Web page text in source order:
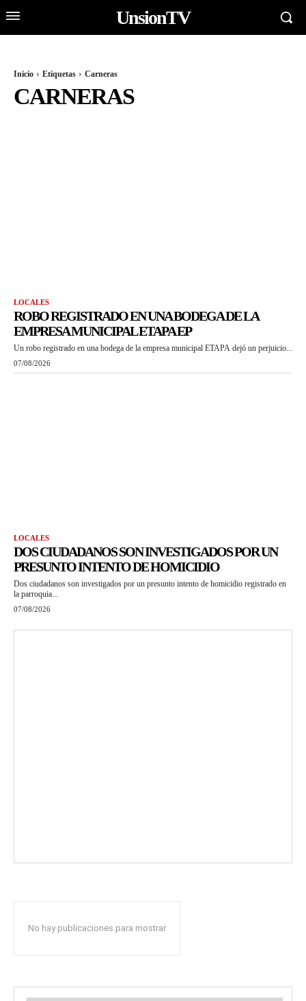
UnsionTV
Inicio Etiquetas Carneras
CARNERAS
LOCALES
ROBO REGISTRADO EN UNA BODEGA DE LA
EMPRESA MUNICIPAL ETAPA EP
Un robo registrado en una bodega de la empresa municipal ETAPA dejó un perjuicio...
07/08/2026
LOCALES
DOS CIUDADANOS SON INVESTIGADOS POR UN
PRESUNTO INTENTO DE HOMICIDIO
Dos ciudadanos son investigados por un presunto intento de homicidio registrado en
la parroquia...
07/08/2026
No hay publicaciones para mostrar